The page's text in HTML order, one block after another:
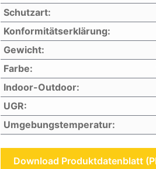
Schutzart:
Konformitätserklärung:
Gewicht:
Farbe:
Indoor-Outdoor:
UGR:
Umgebungstemperatur:
Download Produktdatenblatt